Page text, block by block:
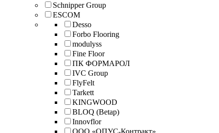
Schnipper Group
ESCOM
Desso
Forbo Flooring
modulyss
Fine Floor
ПК ФОРМАРОЛ
IVC Group
FlyFelt
Tarkett
KINGWOOD
BLOQ (Betap)
Innovflor
ООО «ОПУС-Контракт»